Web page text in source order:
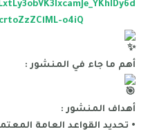
o4iQ
أهم ما جاء في المنشور :
أهداف المنشور :
• تحديد القواعد العامة